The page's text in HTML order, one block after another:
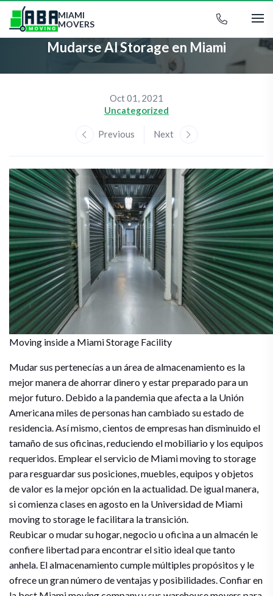
MIAMI
MOVERS
Mudarse Al Storage en Miami
Oct 01, 2021
Uncategorized
Previous Next
Moving inside a Miami Storage Facility
Mudar sus pertenecías a un área de almacenamiento es la
mejor manera de ahorrar dinero y estar preparado para un
mejor futuro. Debido a la pandemia que afecta a la Unión
Americana miles de personas han cambiado su estado de
residencia. Así mismo, cientos de empresas han disminuido el
tamaño de sus oficinas, reduciendo el mobiliario y los equipos
requeridos. Emplear el servicio de Miami moving to storage
para resguardar sus posiciones, muebles, equipos y objetos
de valor es la mejor opción en la actualidad. De igual manera,
si comienza clases en agosto en la Universidad de Miami
moving to storage le facilitara la transición.
Reubicar o mudar su hogar, negocio u oficina a un almacén le
confiere libertad para encontrar el sitio ideal que tanto
anhela. El almacenamiento cumple múltiples propósitos y le
ofrece un gran número de ventajas y posibilidades. Confiar en